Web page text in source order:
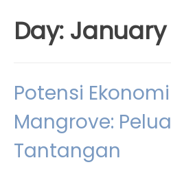
Day: January
Potensi
Mangrove:
Tantangan